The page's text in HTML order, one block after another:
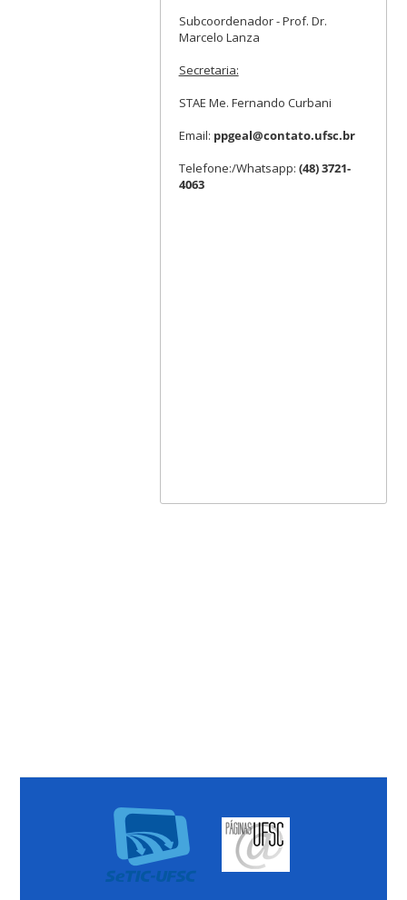
Subcoordenador - Prof. Dr.
Marcelo Lanza
Secretaria:
STAE Me. Fernando Curbani
Email: ppgeal@contato.ufsc.br
Telefone:/Whatsapp: (48) 3721-
4063